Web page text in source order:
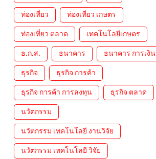
ท่องเที่ยว ท่องเที่ยว เกษตร
ท่องเที่ยว ตลาด เทคโนโลยีเกษตร
ธ.ก.ส. ธนาคาร ธนาคาร การเงิน
ธุรกิจ ธุรกิจ การค้า
ธุรกิจ การค้า การลงทุน ธุรกิจ ตลาด
นวัตกรรม
นวัตกรรม เทคโนโลยี งานวิจัย
นวัตกรรม เทคโนโลยี วิจัย